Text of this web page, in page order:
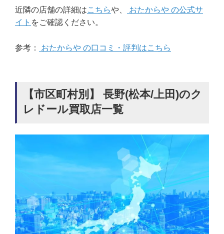
近隣の店舗の詳細はこちらや、
おたからや の公式サ
イト をご確認ください。
参考： おたからや の口コミ・評判はこちら
【市区町村別】 長野(松本/上田)のク
レドール買取店一覧